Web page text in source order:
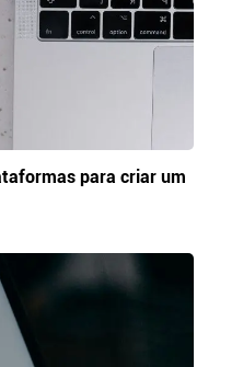
para criar um